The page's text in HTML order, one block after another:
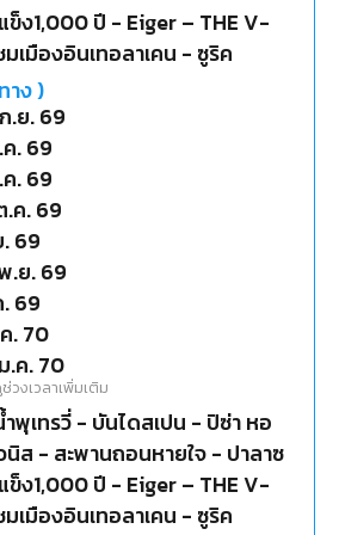
ข็ง1,000 ปี - Eiger – THE V-
มเมืองอินเทอลาเคน - ซูริค
าง )
.ย. 69
. 69
ค. 69
.ค. 69
69
.ย. 69
. 69
. 70
.ค. 70
วงเวลาเพิ่มเติม
ำพุเทรวี่ - บันไดสเปน - ปิซ่า หอ
วนิส - สะพานถอนหายใจ - ปาลาซ
ข็ง1,000 ปี - Eiger – THE V-
มเมืองอินเทอลาเคน - ซูริค